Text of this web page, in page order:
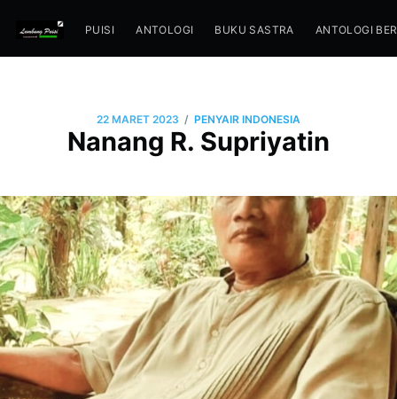
PUISI ANTOLOGI BUKU SASTRA ANTOLOGI
22 MARET 2023 / PENYAIR INDONESIA
Nanang R. Supriyatin